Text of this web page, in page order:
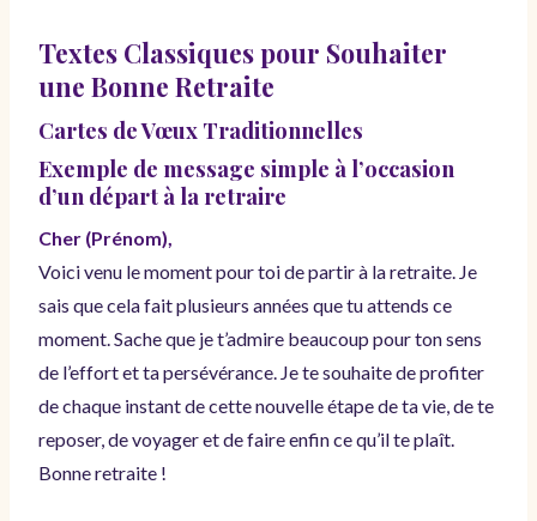
Textes Classiques pour Souhaiter
une Bonne Retraite
Cartes de Vœux Traditionnelles
Exemple de message simple à l’occasion
d’un départ à la retraire
Cher (Prénom),
Voici venu le moment pour toi de partir à la retraite. Je
sais que cela fait plusieurs années que tu attends ce
moment. Sache que je t’admire beaucoup pour ton sens
de l’effort et ta persévérance. Je te souhaite de profiter
de chaque instant de cette nouvelle étape de ta vie, de te
reposer, de voyager et de faire enfin ce qu’il te plaît.
Bonne retraite !